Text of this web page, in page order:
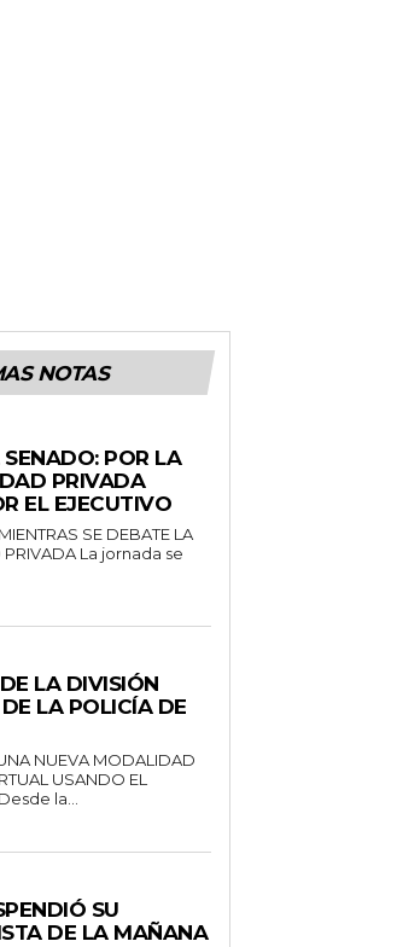
NOTAS
POR LA
PRIVADA
EL EJECUTIVO
SE DEBATE LA
La jornada se
LA DIVISIÓN
LA POLICÍA DE
NUEVA MODALIDAD
USANDO EL
NOMBRE DE OSEP Desde la...
SU
DE LA MAÑANA